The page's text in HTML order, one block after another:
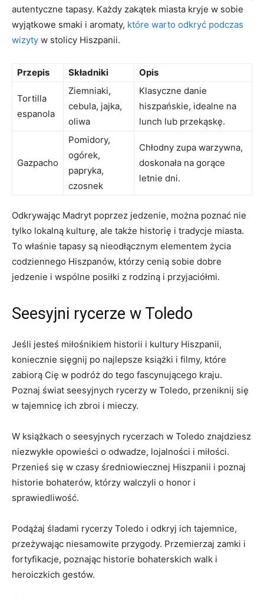
⁣autentyczne tapasy. Każdy zakątek miasta‌ kryje w ‍sobie⁢
wyjątkowe smaki i aromaty, które warto odkryć podczas
wizyty w stolicy Hiszpanii.
Przepis Składniki Opis
Tortilla
espanola
Ziemniaki,
cebula, jajka,
oliwa
Klasyczne ​danie
hiszpańskie, idealne na
lunch lub przekąskę.
Gazpacho
Pomidory,
ogórek,
‍papryka,
czosnek
Chłodny zupa warzywna,
doskonała na gorące
letnie dni.
Odkrywając Madryt poprzez jedzenie, można poznać nie⁤
tylko lokalną kulturę, ale ‌także‌ historię⁢ i tradycje ⁢miasta.
To właśnie tapasy są nieodłącznym ⁣elementem⁤ życia
codziennego Hiszpanów, którzy⁢ cenią sobie dobre
jedzenie i wspólne posiłki​ z rodziną i przyjaciółmi.
Seesyjni rycerze w Toledo
Jeśli jesteś miłośnikiem historii​ i kultury Hiszpanii,
⁤koniecznie ⁢sięgnij po najlepsze książki i⁣ filmy, które
zabiorą Cię w podróż do tego fascynującego kraju.
Poznaj świat seesyjnych rycerzy w Toledo, przeniknij się
w tajemnicę ich zbroi⁤ i‍ mieczy.
W książkach o seesyjnych​ rycerzach w Toledo znajdziesz
niezwykłe opowieści o odwadze, lojalności i miłości.
Przenieś się w⁣ czasy średniowiecznej Hiszpanii i poznaj
historie bohaterów, którzy walczyli o honor ​i
⁤sprawiedliwość.
Podążaj śladami rycerzy ‍Toledo ‍i ⁣odkryj ich ​tajemnice,
przeżywając niesamowite⁣ przygody. Przemierzaj ​zamki i
fortyfikacje, poznając ⁤historie bohaterskich walk i
heroiczkich gestów.